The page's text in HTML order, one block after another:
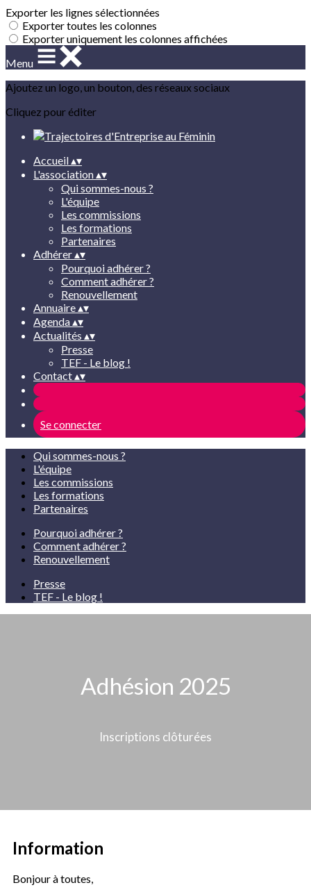
Exporter les lignes sélectionnées
Exporter toutes les colonnes
Exporter uniquement les colonnes affichées
Menu
Ajoutez un logo, un bouton, des réseaux sociaux
Cliquez pour éditer
Accueil▴▾
L'association▴▾
Qui sommes-nous ?
L'équipe
Les commissions
Les formations
Partenaires
Adhérer▴▾
Pourquoi adhérer ?
Comment adhérer ?
Renouvellement
Annuaire▴▾
Agenda▴▾
Actualités ▴▾
Presse
TEF - Le blog !
Contact▴▾
Se connecter
Qui sommes-nous ?
L'équipe
Les commissions
Les formations
Partenaires
Pourquoi adhérer ?
Comment adhérer ?
Renouvellement
Presse
TEF - Le blog !
Adhésion 2025
Inscriptions clôturées
Information
Bonjour à toutes,